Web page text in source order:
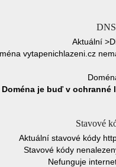
Aktuální
vytapenichlazeni.cz
Doména je buď v
Stavové
Aktuální stavové kódy
Stavové kódy
Nefunguje